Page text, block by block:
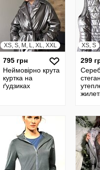
XS, S, M, L, XL, XXL
795 грн
Неймовірно крута
куртка на
ґудзиках
XS, S
299